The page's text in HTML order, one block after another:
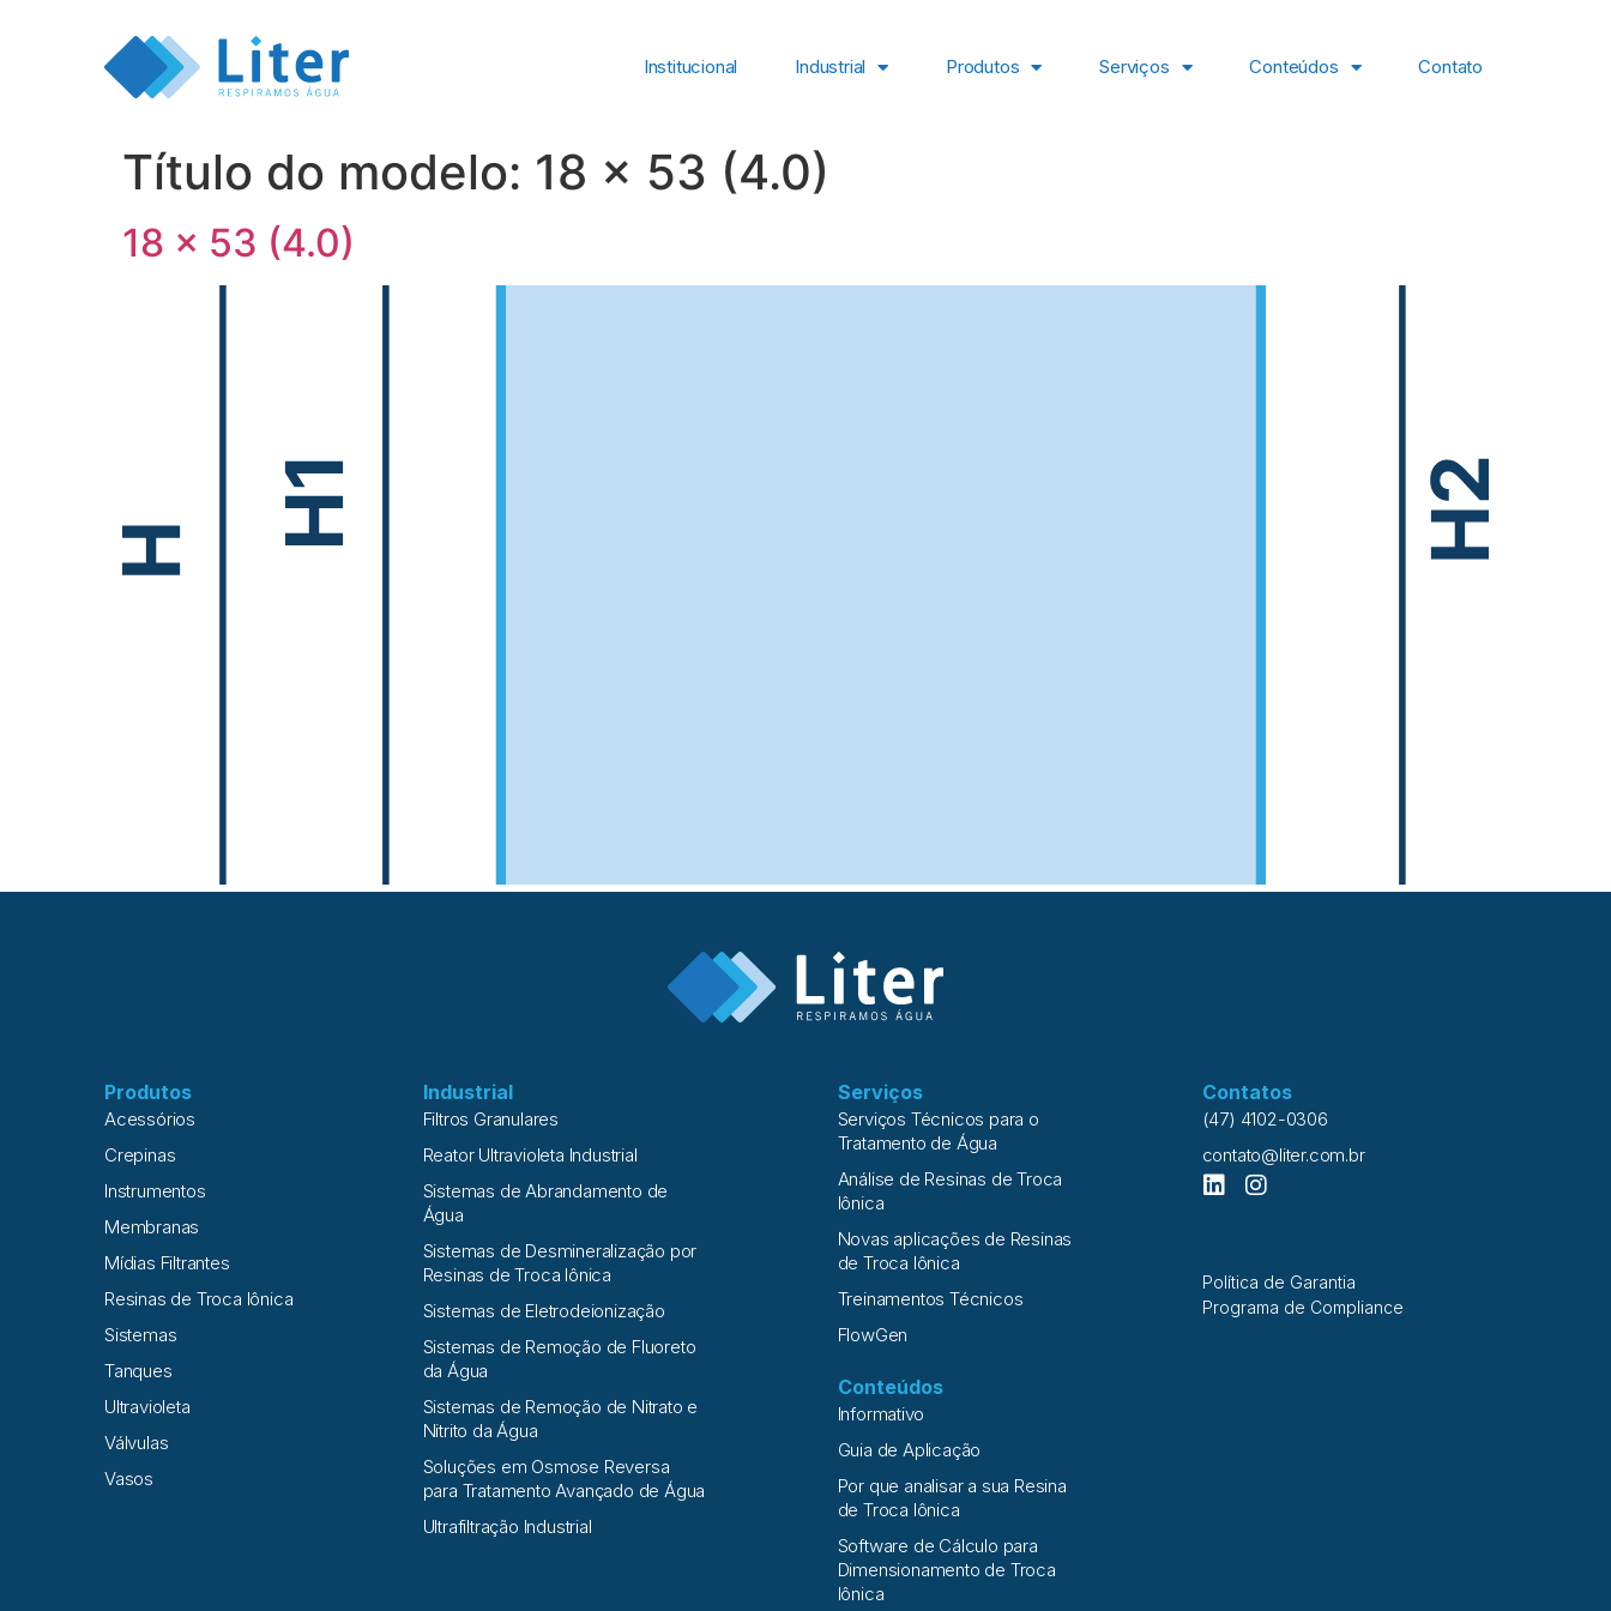
Institucional Industrial Produtos Serviços Conteúdos Contato
Título do modelo: 18 x 53 (4.0)
18 x 53 (4.0)
Produtos
Acessórios
Crepinas
Instrumentos
Membranas
Mídias Filtrantes
Resinas de Troca Iônica
Sistemas
Tanques
Ultravioleta
Válvulas
Vasos
Industrial
Filtros Granulares
Reator Ultravioleta Industrial
Sistemas de Abrandamento de
Água
Sistemas de Desmineralização por
Resinas de Troca Iônica
Sistemas de Eletrodeionização
Sistemas de Remoção de Fluoreto
da Água
Sistemas de Remoção de Nitrato e
Nitrito da Água
Soluções em Osmose Reversa
para Tratamento Avançado de Água
Ultrafiltração Industrial
Serviços
Serviços Técnicos para o
Tratamento de Água
Análise de Resinas de Troca
Iônica
Novas aplicações de Resinas
de Troca Iônica
Treinamentos Técnicos
FlowGen
Conteúdos
Informativo
Guia de Aplicação
Por que analisar a sua Resina
de Troca Iônica
Software de Cálculo para
Dimensionamento de Troca
Iônica
Contatos
(47) 4102-0306
contato@liter.com.br
Política de Garantia
Programa de Compliance